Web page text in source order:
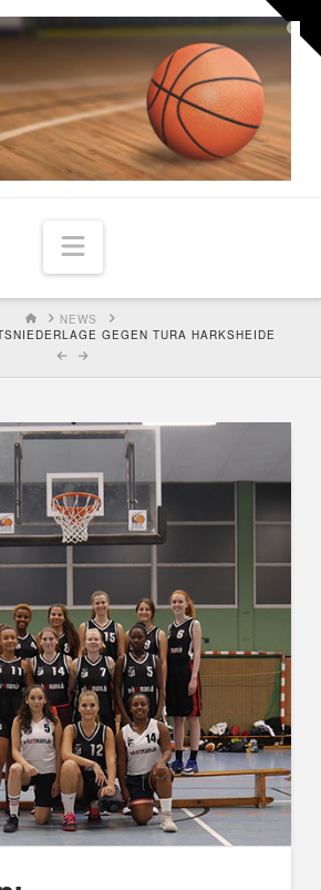
Navigation
HOMENEWS
GEGEN TURA HARKSHEIDE
the